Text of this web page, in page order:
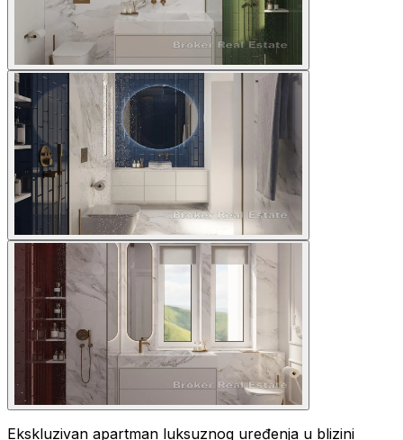
Ekskluzivan apartman luksuznog uređenja u blizini